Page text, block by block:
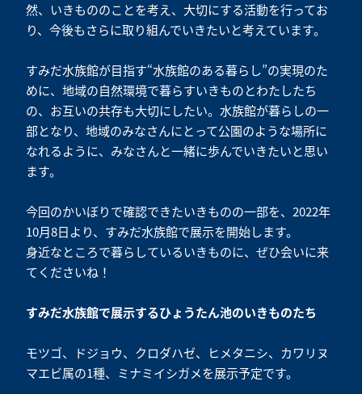
然、いきもののことを考え、大切にする活動を行ってお
り、今後もさらに取り組んでいきたいと考えています。
すみだ水族館が目指す“水族館のある暮らし”の実現のた
めに、地域の自然環境で暮らすいきものとわたしたち
の、お互いの共存も大切にしたい。水族館が暮らしの一
部となり、地域のみなさんにとって公園のような場所に
なれるように、みなさんと一緒に歩んでいきたいと思い
ます。
今回のかいぼりで確認できたいきものの一部を、2022年
10月8日より、すみだ水族館で展示を開始します。
身近なところで暮らしているいきものに、ぜひ会いに来
てくださいね！
すみだ水族館で展示するひょうたん池のいきものたち
モツゴ、ドジョウ、クロダハゼ、ヒメタニシ、カワリヌ
マエビ属の1種、ミナミイシガメを展示予定です。